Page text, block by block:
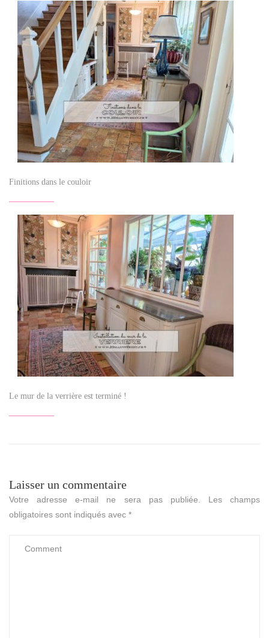
Finitions dans le couloir
Le mur de la verrière est terminé !
Laisser un commentaire
Votre adresse e-mail ne sera pas publiée.
Les champs
obligatoires sont indiqués avec *